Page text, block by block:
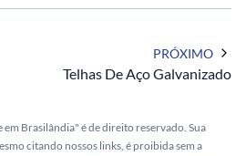
PRÓXIMO
Telhas De Aço Galvanizado
Brasilândia" é de direito reservado. Sua
citando nossos links, é proibida sem a